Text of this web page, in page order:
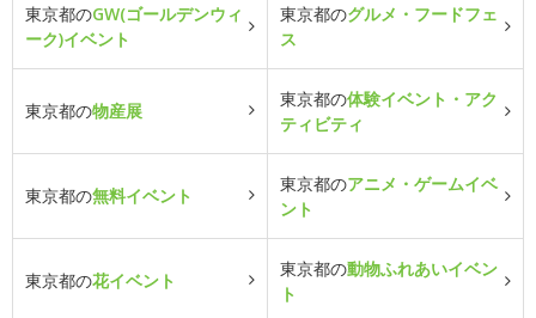
東京都のGW(ゴールデンウィ
ーク)イベント
東京都のグルメ・フードフェ
ス
東京都の物産展
東京都の体験イベント・アク
ティビティ
東京都の無料イベント
東京都のアニメ・ゲームイベ
ント
東京都の花イベント
東京都の動物ふれあいイベン
ト